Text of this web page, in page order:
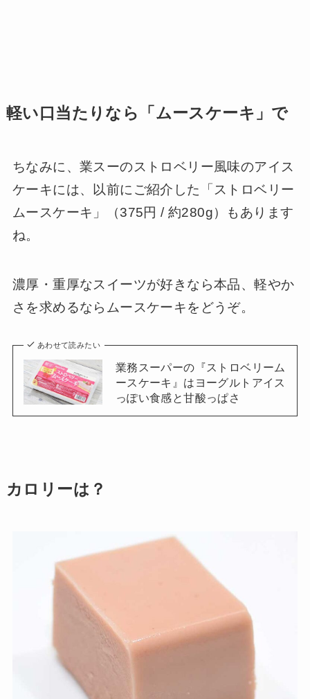
軽い口当たりなら「ムースケーキ」で
ちなみに、業スーのストロベリー風味のアイス
ケーキには、以前にご紹介した「ストロベリー
ムースケーキ」（375円 / 約280g）もあります
ね。
濃厚・重厚なスイーツが好きなら本品、軽やか
さを求めるならムースケーキをどうぞ。
あわせて読みたい
業務スーパーの『ストロベリーム
ースケーキ』はヨーグルトアイス
っぽい食感と甘酸っぱさ
カロリーは？